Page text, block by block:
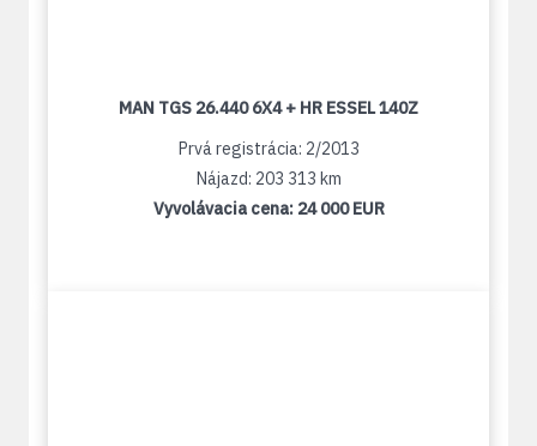
MAN TGS 26.440 6X4 + HR ESSEL 140Z
Prvá registrácia: 2/2013
Nájazd: 203 313 km
Vyvolávacia cena: 24 000 EUR